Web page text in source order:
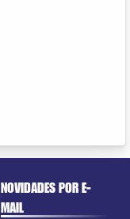
NOVIDADES POR E-
MAIL